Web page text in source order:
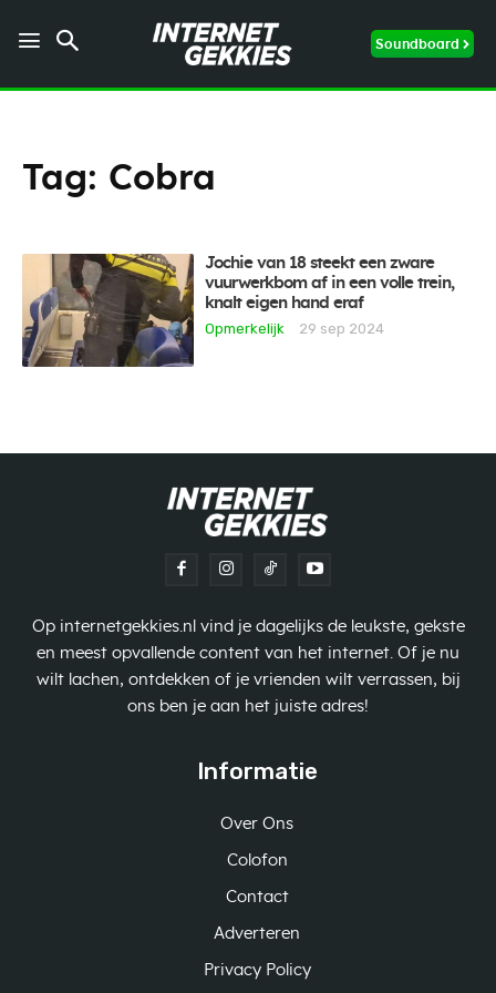
Soundboard
Tag: Cobra
Jochie van 18 steekt een zware
vuurwerkbom af in een volle trein,
knalt eigen hand eraf
Opmerkelijk
29 sep 2024
Op internetgekkies.nl vind je dagelijks de leukste, gekste
en meest opvallende content van het internet. Of je nu
wilt lachen, ontdekken of je vrienden wilt verrassen, bij
ons ben je aan het juiste adres!
Informatie
Over Ons
Colofon
Contact
Adverteren
Privacy Policy